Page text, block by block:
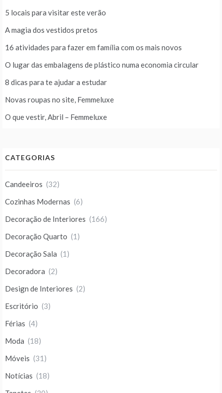
5 locais para visitar este verão
A magia dos vestidos pretos
16 atividades para fazer em família com os mais novos
O lugar das embalagens de plástico numa economia circular
8 dicas para te ajudar a estudar
Novas roupas no site, Femmeluxe
O que vestir, Abril – Femmeluxe
CATEGORIAS
Candeeiros (32)
Cozinhas Modernas (6)
Decoração de Interiores (166)
Decoração Quarto (1)
Decoração Sala (1)
Decoradora (2)
Design de Interiores (2)
Escritório (3)
Férias (4)
Moda (18)
Móveis (31)
Notícias (18)